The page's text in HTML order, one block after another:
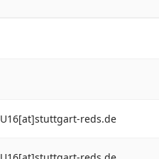
U16[at]stuttgart-reds.de